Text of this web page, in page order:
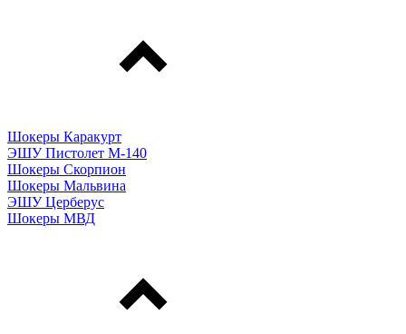
Шокеры Каракурт
ЭШУ Пистолет М-140
Шокеры Скорпион
Шокеры Мальвина
ЭШУ Церберус
Шокеры МВД